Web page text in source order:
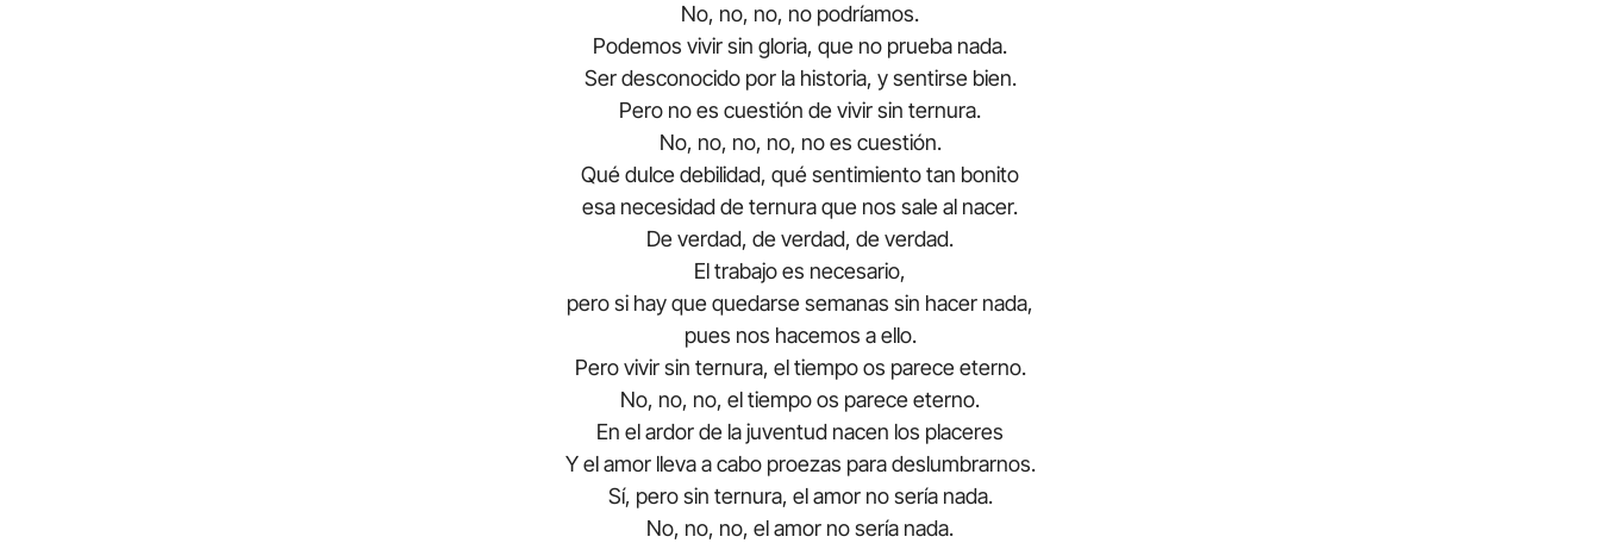
No, no, no, no podríamos.
Podemos vivir sin gloria, que no prueba nada.
Ser desconocido por la historia, y sentirse bien.
Pero no es cuestión de vivir sin ternura.
No, no, no, no, no es cuestión.
Qué dulce debilidad, qué sentimiento tan bonito
esa necesidad de ternura que nos sale al nacer.
De verdad, de verdad, de verdad.
El trabajo es necesario,
pero si hay que quedarse semanas sin hacer nada,
pues nos hacemos a ello.
Pero vivir sin ternura, el tiempo os parece eterno.
No, no, no, el tiempo os parece eterno.
En el ardor de la juventud nacen los placeres
Y el amor lleva a cabo proezas para deslumbrarnos.
Sí, pero sin ternura, el amor no sería nada.
No, no, no, el amor no sería nada.